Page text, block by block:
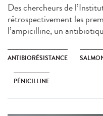
Des chercheurs de
rétrospectivement les
l’ampicilline, un
ANTIBIORÉSISTANCE
PÉNICILLINE